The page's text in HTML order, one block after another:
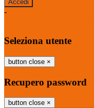
-
Seleziona utente
button close ×
Recupero password
button close ×